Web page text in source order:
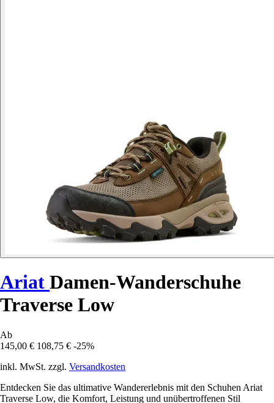
Ariat Damen-Wanderschuhe
Traverse Low
Ab
145,00 € 108,75 € -25%
inkl. MwSt. zzgl. Versandkosten
Entdecken Sie das ultimative Wandererlebnis mit den Schuhen Ariat
Traverse Low, die Komfort, Leistung und unübertroffenen Stil